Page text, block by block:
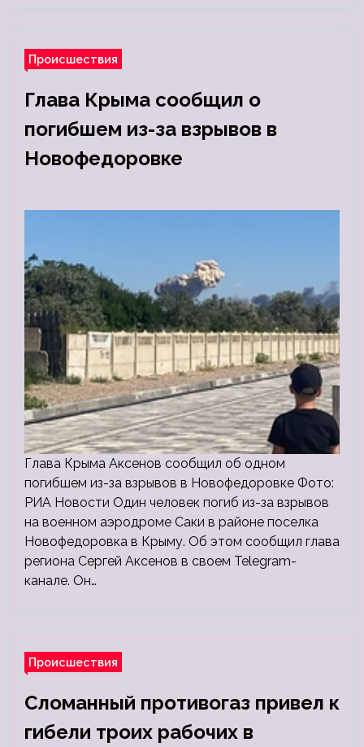
Происшествия
Глава Крыма сообщил о
погибшем из-за взрывов в
Новофедоровке
Глава Крыма Аксенов сообщил об одном
погибшем из-за взрывов в Новофедоровке Фото:
РИА Новости Один человек погиб из-за взрывов
на военном аэродроме Саки в районе поселка
Новофедоровка в Крыму. Об этом сообщил глава
региона Сергей Аксенов в своем Telegram-
канале. Он…
Происшествия
Сломанный противогаз привел к
гибели троих рабочих в